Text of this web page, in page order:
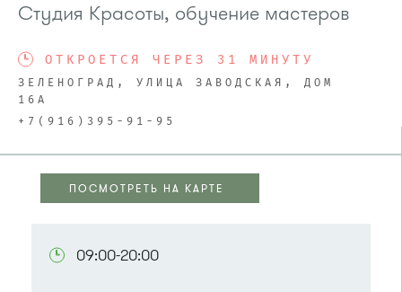
Студия Красоты, обучение мастеров
ОТКРОЕТСЯ ЧЕРЕЗ 31 МИНУТУ
ЗЕЛЕНОГРАД, УЛИЦА ЗАВОДСКАЯ, ДОМ
16А
+7(916)395-91-95
ПОСМОТРЕТЬ НА КАРТЕ
09:00-20:00